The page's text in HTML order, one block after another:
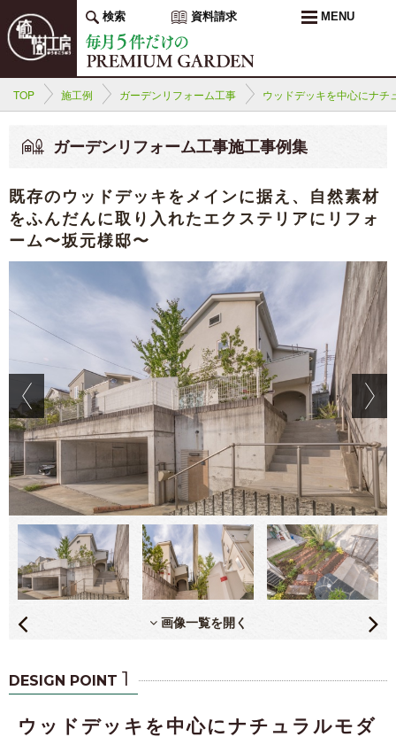
検索 資料請求 MENU
TOP 施工例 ガーデンリフォーム工事 ウッドデッキを中心にナチ
ガーデンリフォーム工事施工事例集
既存のウッドデッキをメインに据え、自然素材
をふんだんに取り入れたエクステリアにリフォ
ーム〜坂元様邸〜
画像一覧を開く
DESIGN POINT 1
ウッドデッキを中心にナチュラルモダ